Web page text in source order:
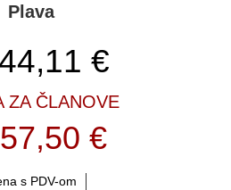
Plava
€
ZA ČLANOVE
€
s PDV-om